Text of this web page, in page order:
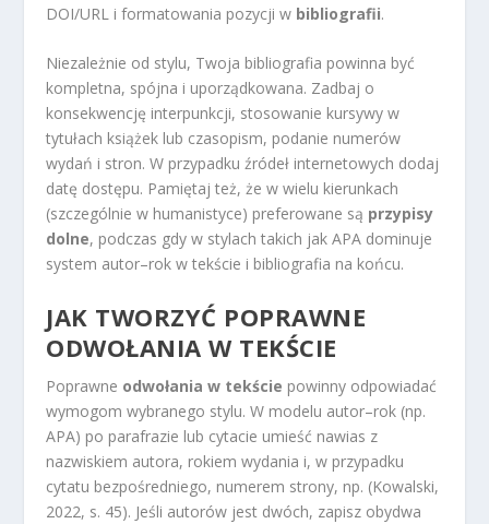
DOI/URL i formatowania pozycji w bibliografii.
Niezależnie od stylu, Twoja bibliografia powinna być
kompletna, spójna i uporządkowana. Zadbaj o
konsekwencję interpunkcji, stosowanie kursywy w
tytułach książek lub czasopism, podanie numerów
wydań i stron. W przypadku źródeł internetowych dodaj
datę dostępu. Pamiętaj też, że w wielu kierunkach
(szczególnie w humanistyce) preferowane są przypisy
dolne, podczas gdy w stylach takich jak APA dominuje
system autor–rok w tekście i bibliografia na końcu.
JAK TWORZYĆ POPRAWNE
ODWOŁANIA W TEKŚCIE
Poprawne odwołania w tekście powinny odpowiadać
wymogom wybranego stylu. W modelu autor–rok (np.
APA) po parafrazie lub cytacie umieść nawias z
nazwiskiem autora, rokiem wydania i, w przypadku
cytatu bezpośredniego, numerem strony, np. (Kowalski,
2022, s. 45). Jeśli autorów jest dwóch, zapisz obydwa